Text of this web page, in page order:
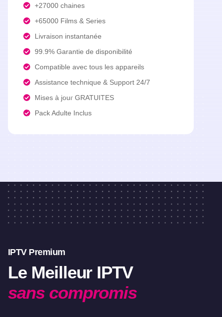
+27000 chaines​
+65000 Films & Series
Livraison instantanée​
99.9% Garantie de disponibilité​
Compatible avec tous les appareils​
Assistance technique & Support 24/7​
Mises à jour GRATUITES​
Pack Adulte Inclus
IPTV Premium
Le Meilleur IPTV
sans compromis